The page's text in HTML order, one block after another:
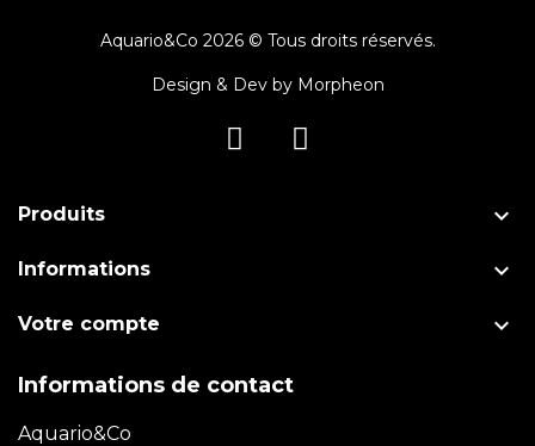
Aquario&Co 2026 © Tous droits réservés.
Design & Dev by Morpheon
Produits 
Informations 
Votre compte 
Informations de contact
Aquario&Co